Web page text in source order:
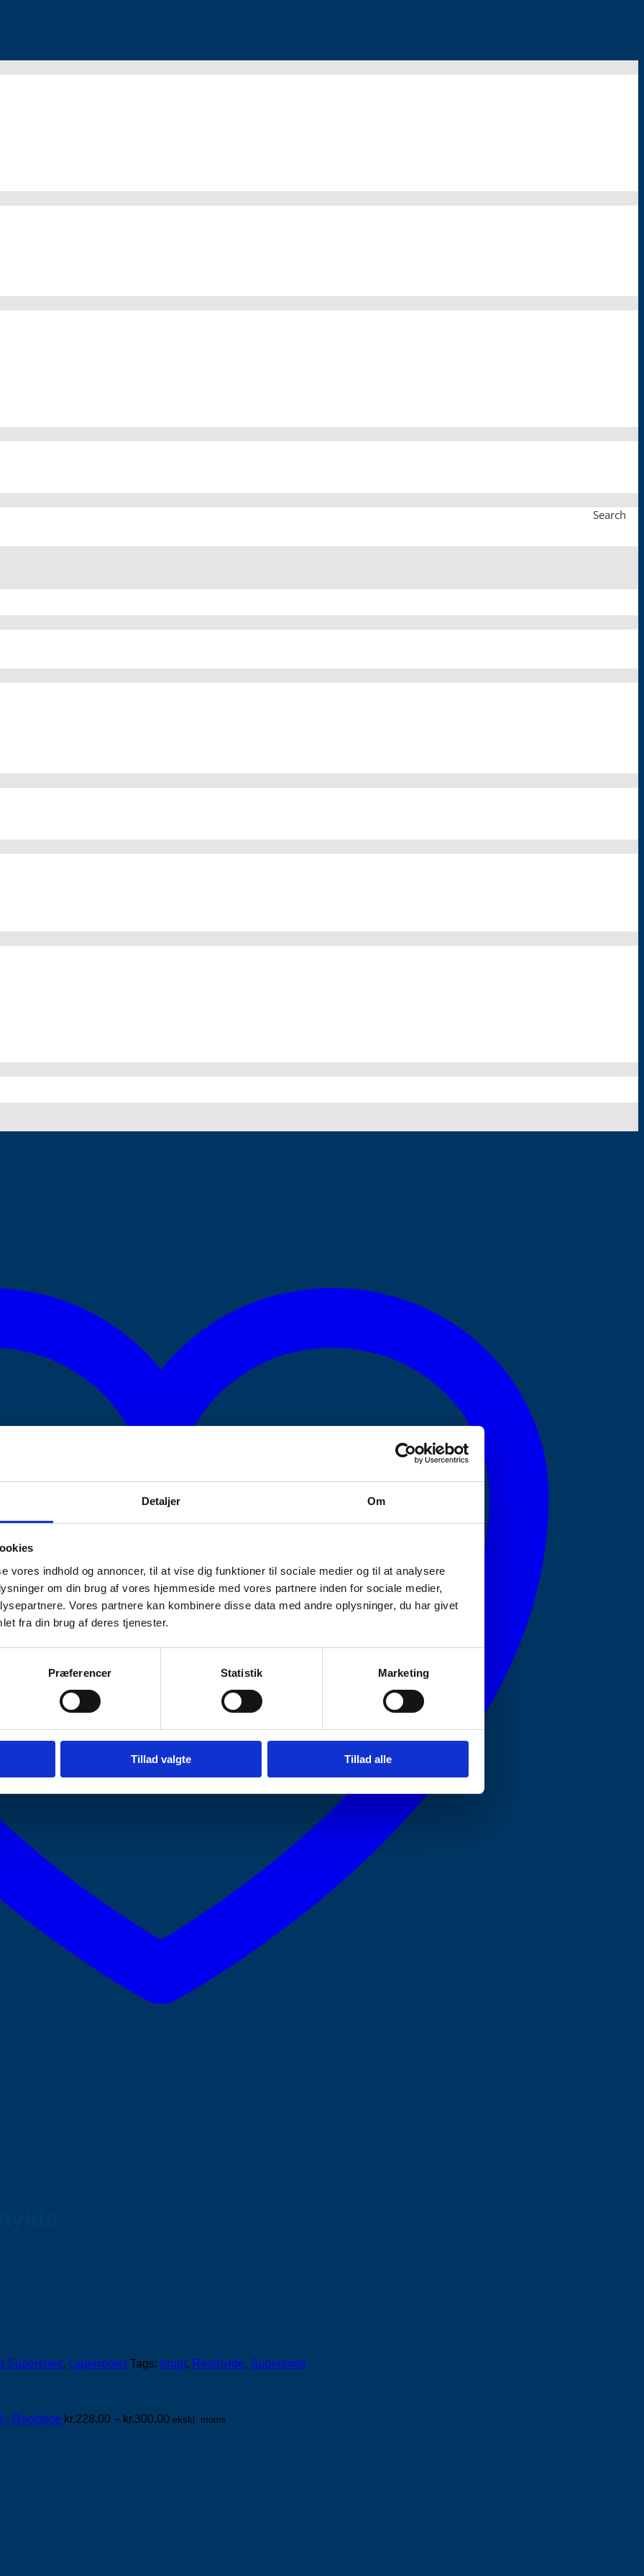
Detaljer Om
vores indhold og annoncer, til at vise dig funktioner til sociale medier og til at analysere
om din brug af vores hjemmeside med vores partnere inden for sociale medier,
Vores partnere kan kombinere disse data med andre oplysninger, du har givet
fra din brug af deres tjenester.
Præferencer Statistik Marketing
Tillad valgte Tillad alle
Search
Supersnild, Lagerreoler Tags: brugt, Reolhylde, Supersnild
- Reolstige kr.228,00 – kr.300,00Prisinterval:
ekskl. moms